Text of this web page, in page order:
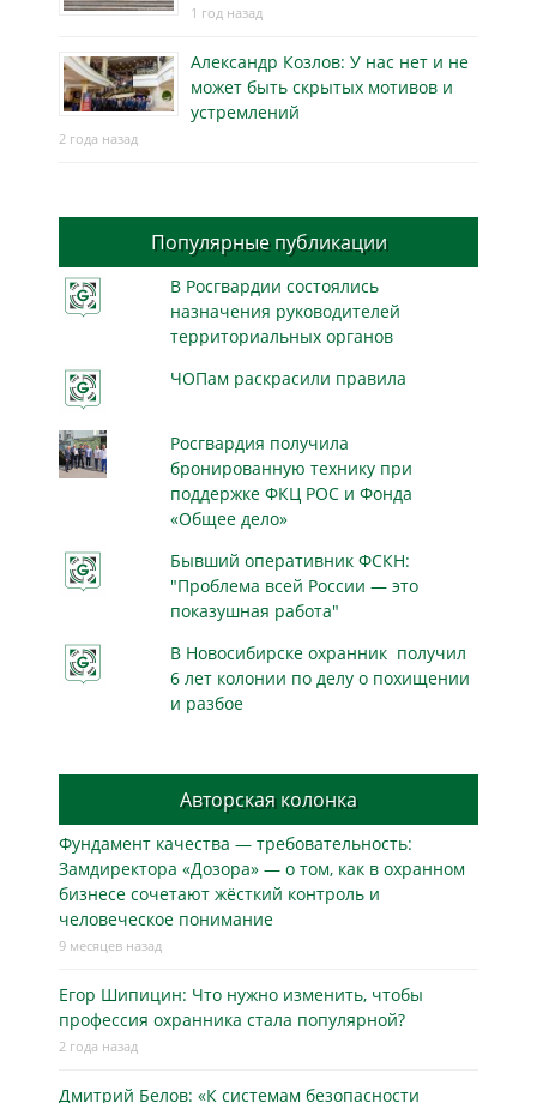
1 год назад
Александр Козлов: У нас нет и не
может быть скрытых мотивов и
устремлений
2 года назад
Популярные публикации
В Росгвардии состоялись
назначения руководителей
территориальных органов
ЧОПам раскрасили правила
Росгвардия получила
бронированную технику при
поддержке ФКЦ РОС и Фонда
«Общее дело»
Бывший оперативник ФСКН:
"Проблема всей России — это
показушная работа"
В Новосибирске охранник получил
6 лет колонии по делу о похищении
и разбое
Авторская колонка
Фундамент качества — требовательность:
Замдиректора «Дозора» — о том, как в охранном
бизнесe сочетают жёсткий контроль и
человеческое понимание
9 месяцев назад
Егор Шипицин: Что нужно изменить, чтобы
профессия охранника стала популярной?
2 года назад
Дмитрий Белов: «К системам безопасности